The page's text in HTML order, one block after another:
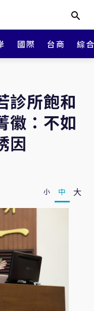
國際 台商 綜
診所飽和
徽：不如
因
小 中 大